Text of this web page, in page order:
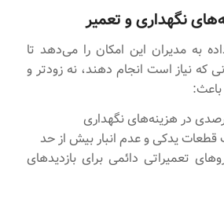
نگهداری و تعمیر
به مدیران این امکان را می‌دهد تا
که نیاز است انجام دهند، نه زودتر و
یدکی و عدم انبار بیش از حد
تعمیراتی دائمی برای بازدیدهای